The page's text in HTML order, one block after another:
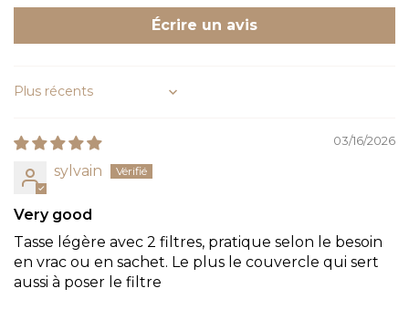
Écrire un avis
Sort by
03/16/2026
sylvain
Very good
Tasse légère avec 2 filtres, pratique selon le besoin
en vrac ou en sachet. Le plus le couvercle qui sert
aussi à poser le filtre